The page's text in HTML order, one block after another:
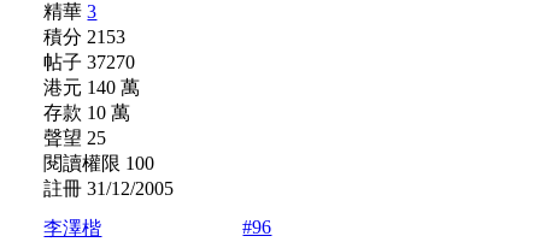
精華3
積分 2153
帖子 37270
港元 140 萬
存款 10 萬
聲望 25
閱讀權限 100
註冊 31/12/2005
李澤楷
#96